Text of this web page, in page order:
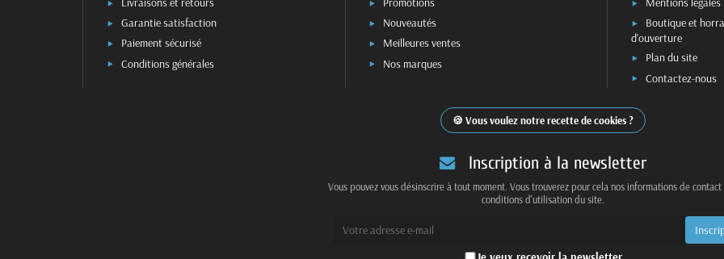
Garantie satisfaction
Paiement sécurisé
Conditions générales
Nouveautés
Meilleures ventes
Nos marques
Boutique et
d'ouverture
Plan du site
Contactez-nous
Vous voulez notre recette de cookies ?
Inscription à la newsletter
Vous pouvez vous désinscrire à tout moment. Vous trouverez pour cela nos informations de
conditions d'utilisation du site.